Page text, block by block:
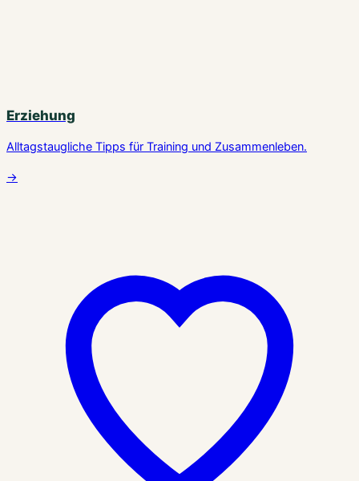
Erziehung
Alltagstaugliche Tipps für Training und Zusammenleben.
→